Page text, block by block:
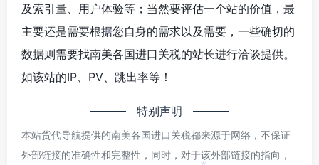
及索引量、用户体验等；当然要评估一个站的价值，最
主要还是需要根据您自身的需求以及需要，一些确切的
数据则需要找南美各国进口关税的站长进行洽谈提供。
如该站的IP、PV、跳出率等！
特别声明
本站货代导航提供的南美各国进口关税都来源于网络，不保证
外部链接的准确性和完整性，同时，对于该外部链接的指向，
*